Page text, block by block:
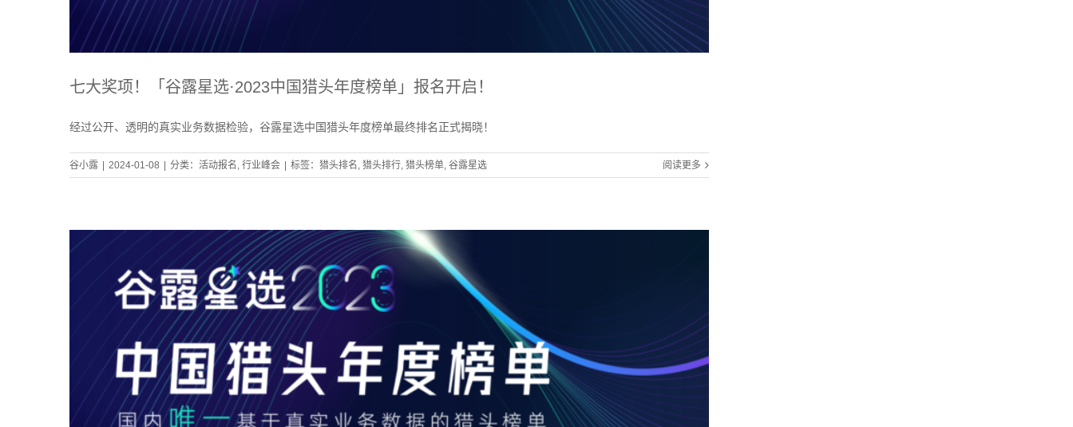
七大奖项！「谷露星选·2023中国猎头年度榜单」报名开启！
经过公开、透明的真实业务数据检验，谷露星选中国猎头年度榜单最终排名正式揭晓！
谷小露 | 2024-01-08 | 分类： 活动报名, 行业峰会 | 标签： 猎头排名, 猎头排行, 猎头榜单, 谷露星选 阅读更多